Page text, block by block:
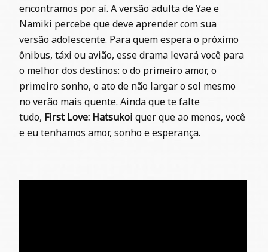
encontramos por aí. A versão adulta deYae e
Namiki percebe que deve aprender com sua
versãoadolescente. Para quem espera o próximo
ônibus, táxi ou avião, esse drama levará você para
o melhor dos destinos: o do primeiro amor, o
primeiro sonho, o ato de não largar o sol mesmo
no verão mais quente. Ainda que te falte
tudo, First Love: Hatsukoi quer que ao menos, você
e eu tenhamos amor, sonho e esperança.